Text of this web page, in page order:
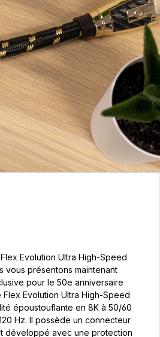
Evolution Ultra High-Speed
vous présentons maintenant
pour le 50e anniversaire
Evolution Ultra High-Speed
époustouflante en 8K à 50/60
Hz. Il possède un connecteur
développé avec une protection